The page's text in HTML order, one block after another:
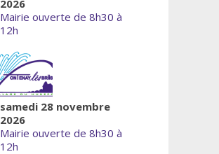
2026
Mairie ouverte de 8h30 à
12h
samedi 28 novembre
2026
Mairie ouverte de 8h30 à
12h